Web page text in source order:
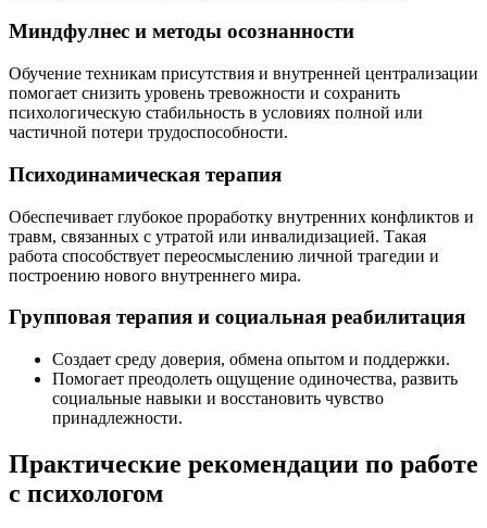
Миндфулнес и методы осознанности
Обучение техникам присутствия и внутренней централизации
помогает снизить уровень тревожности и сохранить
психологическую стабильность в условиях полной или
частичной потери трудоспособности.
Психодинамическая терапия
Обеспечивает глубокое проработку внутренних конфликтов и
травм, связанных с утратой или инвалидизацией. Такая
работа способствует переосмыслению личной трагедии и
построению нового внутреннего мира.
Групповая терапия и социальная реабилитация
Создает среду доверия, обмена опытом и поддержки.
Помогает преодолеть ощущение одиночества, развить
социальные навыки и восстановить чувство
принадлежности.
Практические рекомендации по работе
с психологом